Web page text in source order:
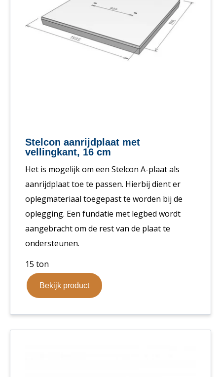
Stelcon aanrijdplaat met
vellingkant, 16 cm
Het is mogelijk om een Stelcon A-plaat als
aanrijdplaat toe te passen. Hierbij dient er
oplegmateriaal toegepast te worden bij de
oplegging. Een fundatie met legbed wordt
aangebracht om de rest van de plaat te
ondersteunen.
15 ton
Bekijk product